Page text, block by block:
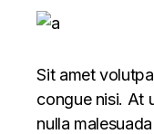
Sit amet
congue nisi. At
nulla